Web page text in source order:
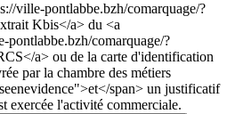
ville-pontlabbe.bzh/comarquage/?
Kbis</a> du <a
pontlabbe.bzh/comarquage/?
a> ou de la carte d'identification
par la chambre des métiers
span> un justificatif
exercée l'activité commerciale.